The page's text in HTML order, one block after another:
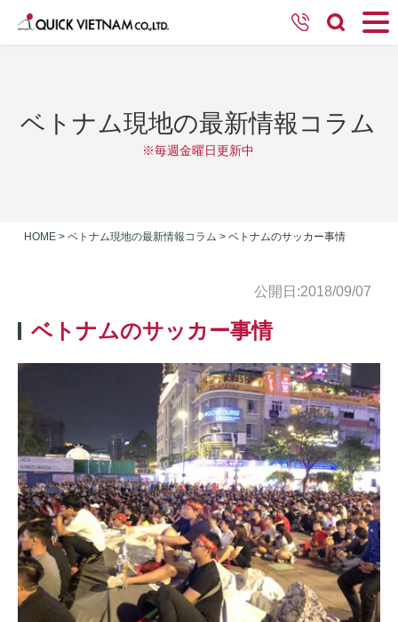
ベトナム現地の最新情報コラム
※毎週金曜日更新中
HOME > ベトナム現地の最新情報コラム > ベトナムのサッカー事情
公開日:2018/09/07
ベトナムのサッカー事情